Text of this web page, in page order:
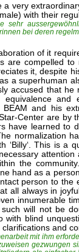
a very
with their
sehr
bei deren
of it
are compelled
it, despite
a superhuman
accused that
equivalence
and his
Center are by
have learned to
normalization
‘Billy‘. This is a
the
hand as a
person to the
all always in
innumerable
will not be
with blind
and
mit ihm
gezwungen